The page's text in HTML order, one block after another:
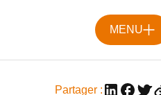
MENU
Partager :